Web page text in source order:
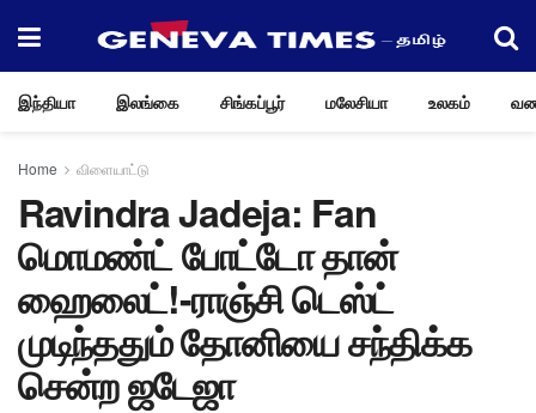
இந்தியா இலங்கை சிங்கப்பூர் மலேசியா உலகம்
Home விளையாட்டு
Ravindra Jadeja: Fan
மொமண்ட் போட்டோ தான்
ஹைலைட்!-ராஞ்சி டெஸ்ட்
முடிந்ததும் தோனியை சந்திக்க
சென்ற ஜடேஜா